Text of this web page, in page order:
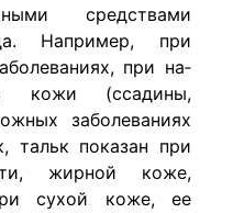
средствами
Например, при
при на­
кожи (ссадины,
заболеваниях
тальк пока­зан при
жирной коже,
сухой коже, ее